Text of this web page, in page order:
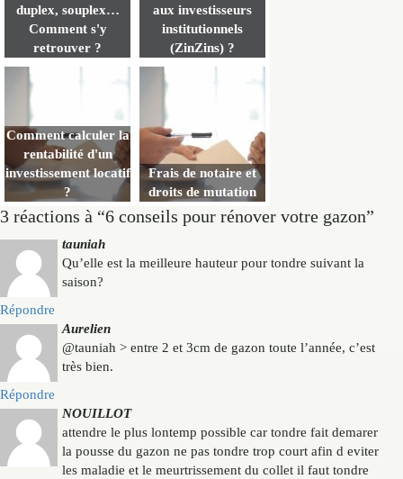
duplex, souplex…
Comment s'y
retrouver ?
aux investisseurs
institutionnels
(ZinZins) ?
Comment calculer la
rentabilité d'un
investissement locatif
?
Frais de notaire et
droits de mutation
3 réactions à “6 conseils pour rénover votre gazon”
tauniah
Qu’elle est la meilleure hauteur pour tondre suivant la
saison?
Répondre
Aurelien
@tauniah > entre 2 et 3cm de gazon toute l’année, c’est
très bien.
Répondre
NOUILLOT
attendre le plus lontemp possible car tondre fait demarer
la pousse du gazon ne pas tondre trop court afin d eviter
les maladie et le meurtrissement du collet il faut tondre